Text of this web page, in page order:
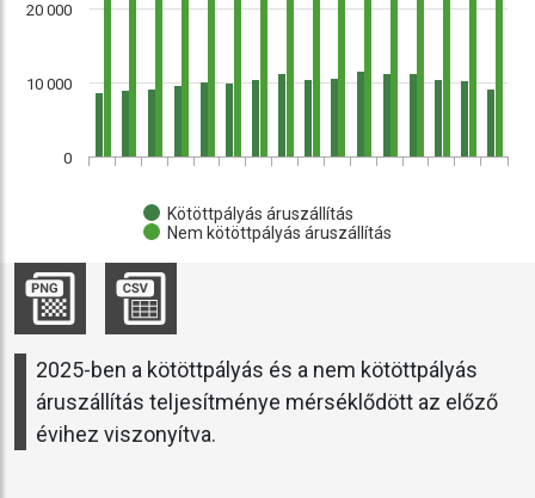
Kötöttpályás áruszállítás
Nem kötöttpályás áruszállítás
0
10 000
20 000
2025-ben a kötöttpályás és a nem kötöttpályás
áruszállítás teljesítménye mérséklődött az előző
évihez viszonyítva.